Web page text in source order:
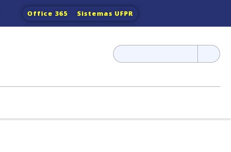
Office 365 Sistemas UFPR
Pesquisar
por: